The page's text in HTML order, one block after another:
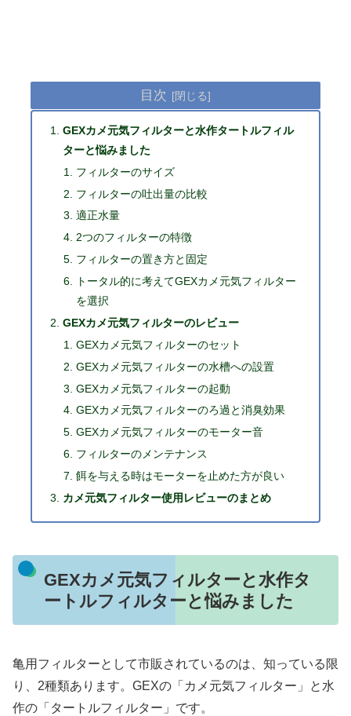
目次
GEXカメ元気フィルターと水作タートルフィル
ターと悩みました
フィルターのサイズ
フィルターの吐出量の比較
適正水量
2つのフィルターの特徴
フィルターの置き方と固定
トータル的に考えてGEXカメ元気フィルター
を選択
GEXカメ元気フィルターのレビュー
GEXカメ元気フィルターのセット
GEXカメ元気フィルターの水槽への設置
GEXカメ元気フィルターの起動
GEXカメ元気フィルターのろ過と消臭効果
GEXカメ元気フィルターのモーター音
フィルターのメンテナンス
餌を与える時はモーターを止めた方が良い
カメ元気フィルター使用レビューのまとめ
GEXカメ元気フィルターと水作タ
ートルフィルターと悩みました
亀用フィルターとして市販されているのは、知っている限
り、2種類あります。GEXの「カメ元気フィルター」と水
作の「タートルフィルター」です。